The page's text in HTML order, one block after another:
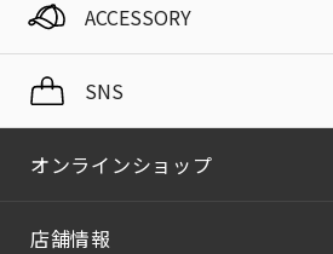
ACCESSORY
SNS
オンラインショップ
店舗情報